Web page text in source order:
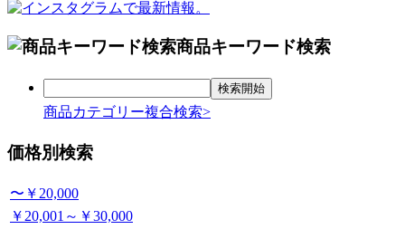
商品キーワード検索
商品カテゴリー複合検索>
価格別検索
〜￥20,000
￥20,001～￥30,000